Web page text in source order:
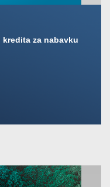
za nabavku